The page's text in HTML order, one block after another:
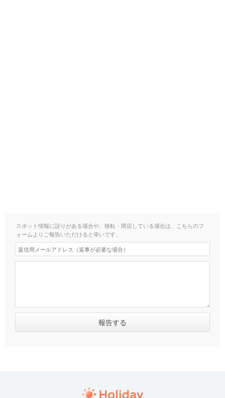
スポット情報に誤りがある場合や、移転・閉店している場合は、こちらのフ
ォームよりご報告いただけると幸いです。